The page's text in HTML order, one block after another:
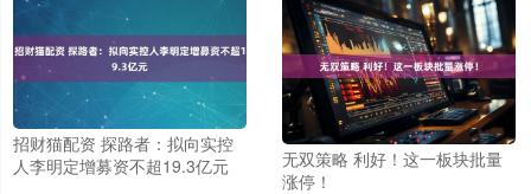
招财猫配资 探路者：拟向实控
人李明定增募资不超19.3亿元
无双策略 利好！这一板块批量
涨停！